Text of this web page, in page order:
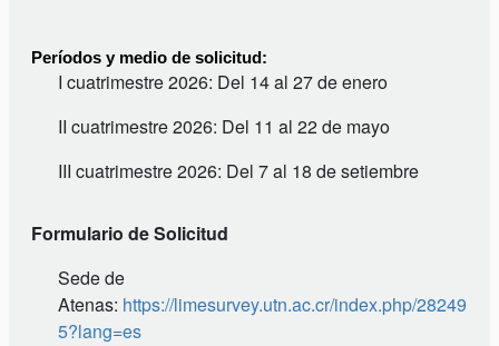
Períodos y medio de solicitud:
I cuatrimestre 2026: Del 14 al 27 de enero
II cuatrimestre 2026: Del 11 al 22 de mayo
III cuatrimestre 2026: Del 7 al 18 de setiembre
Formulario de Solicitud
Sede de
Atenas: https://limesurvey.utn.ac.cr/index.php/28249
5?lang=es